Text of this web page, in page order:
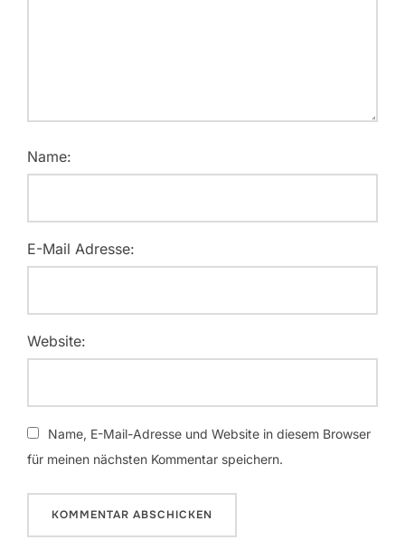
Name:
E-Mail Adresse:
Website:
Name, E-Mail-Adresse und Website in diesem Browser
für meinen nächsten Kommentar speichern.